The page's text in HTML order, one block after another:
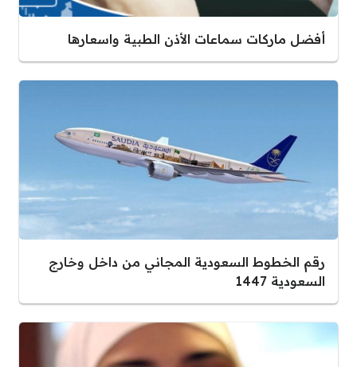
أفضل ماركات سماعات الأذن الطبية واسعارها
رقم الخطوط السعودية المجاني من داخل وخارج
السعودية 1447